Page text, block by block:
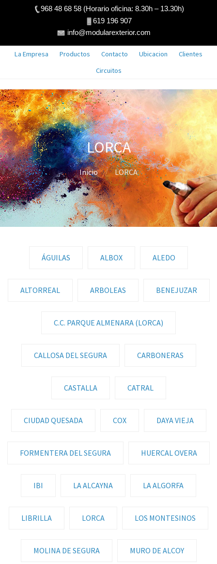
968 48 68 58 (Horario oficina: 8.30h – 13.30h)
619 196 907
info@modularexterior.com
La Empresa Productos Contacto Ubicacion
Clientes
Circuitos
LORCA
Inicio LORCA
ÁGUILAS ALBOX ALEDO
ALTORREAL ARBOLEAS BENEJUZAR
C.C. PARQUE ALMENARA (LORCA)
CALLOSA DEL SEGURA CARBONERAS
CASTALLA CATRAL
CIUDAD QUESADA COX DAYA VIEJA
FORMENTERA DEL SEGURA HUERCAL OVERA
IBI LA ALCAYNA LA ALGORFA
LIBRILLA LORCA LOS MONTESINOS
MOLINA DE SEGURA MURO DE ALCOY